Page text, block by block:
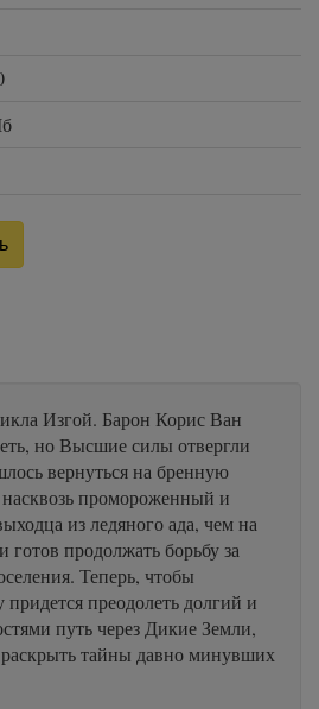
Изгой. Барон Корис Ван
но Высшие силы отвергли
вернуться на бренную
промороженный и
из ледяного ада, чем на
продолжать борьбу за
Теперь, чтобы
преодолеть долгий и
путь через Дикие Земли,
тайны давно минувших